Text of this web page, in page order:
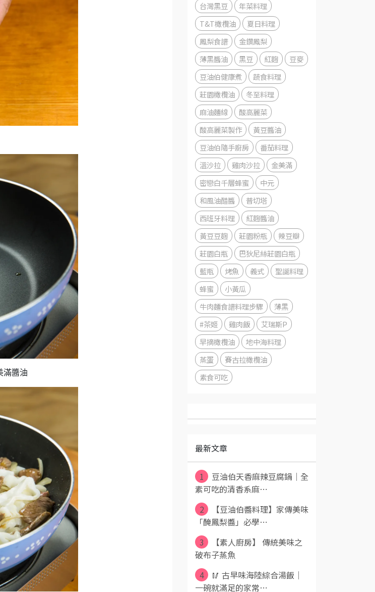
滿醬油
台灣黑豆
年菜料理
T&T橄欖油
夏日料理
鳳梨食譜
金鑽鳳梨
薄黑醬油
黑豆 紅麴
豆麥
豆油伯健康煮
蔬食料理
莊園橄欖油
冬至料理
麻油麵線
酸高麗菜
酸高麗菜製作
黃豆醬油
豆油伯隨手廚房
番茄料理
溫沙拉
雞肉沙拉
金美滿
密戀白千層蜂蜜
中元
和風油醋醬
普切塔
西班牙料理
紅麴醬油
黃豆豆麴
莊園粉瓶
辣豆瓣
莊園白瓶
巴狄尼絲莊園白瓶
藍瓶
烤魚 義式
聖誕料理
蜂蜜
小黃瓜
牛肉麵食譜料理步驟
薄黑
#茶姬
雞肉飯
艾瑞斯P
早摘橄欖油
地中海料理
蒸蛋
賽古拉橄欖油
素食可吃
最新文章
1
豆油伯天香麻辣豆腐鍋｜全
素可吃的清香系麻⋯
2
【豆油伯醬料理】家傳美味
「醃鳳梨醬」必學⋯
3
【素人廚房】 傳統美味之
破布子蒸魚
4
🥢 古早味海陸綜合湯飯｜
一碗就滿足的家常⋯